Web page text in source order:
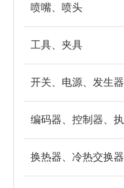
喷嘴、喷头
工具、夹具
开关、电源、发生器
换热器、冷热交换器